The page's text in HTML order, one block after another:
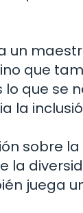
un
que
lo que se
la
sobre la
la
juega